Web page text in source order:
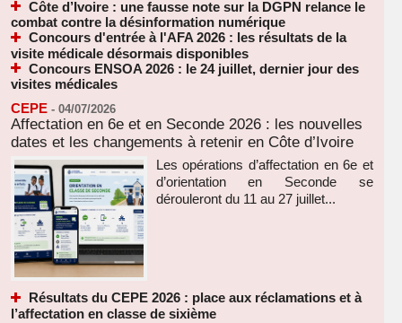
Côte d’Ivoire : une fausse note sur la DGPN relance le
combat contre la désinformation numérique
Concours d'entrée à l'AFA 2026 : les résultats de la
visite médicale désormais disponibles
Concours ENSOA 2026 : le 24 juillet, dernier jour des
visites médicales
CEPE - 04/07/2026
Affectation en 6e et en Seconde 2026 : les nouvelles
dates et les changements à retenir en Côte d’Ivoire
Les opérations d’affectation en 6e et
d’orientation en Seconde se
dérouleront du 11 au 27 juillet...
Résultats du CEPE 2026 : place aux réclamations et à
l’affectation en classe de sixième